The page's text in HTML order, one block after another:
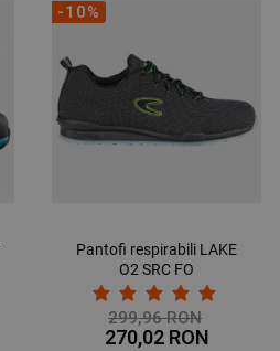
-10%
Pantofi respirabili LAKE
O2 SRC FO
299,96 RON
270,02 RON